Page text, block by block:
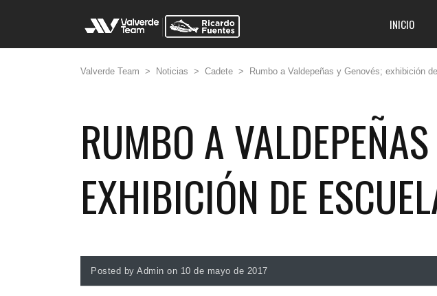
INICIO
Valverde Team > Noticias > Cadete > Rumbo a Valdepeñas y Genovés; exhibición
RUMBO A
EXHIBICIÓN DE
Posted by Admin on 10 de mayo de 2017